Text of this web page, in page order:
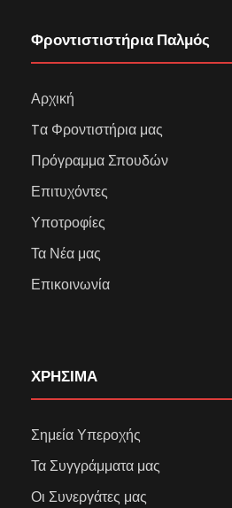
Φροντιστιστήρια Παλμός
Αρχική
Tα Φροντιστήρια μας
Πρόγραμμα Σπουδών
Επιτυχόντες
Υποτροφίες
Τα Νέα μας
Επικοινωνία
ΧΡΗΣΙΜΑ
Σημεία Υπεροχής
Τα Συγγράμματα μας
Οι Συνεργάτες μας